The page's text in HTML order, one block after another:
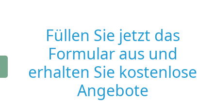
Füllen Sie jetzt das
Formular aus und
erhalten Sie kostenlose
Angebote